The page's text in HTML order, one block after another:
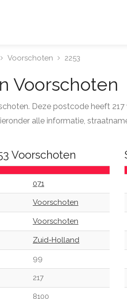
Voorschoten 2253
Voorschoten
Deze postcode heeft
alle informatie,
Voorschoten
071
Voorschoten
Voorschoten
Zuid-Holland
99
217
8100